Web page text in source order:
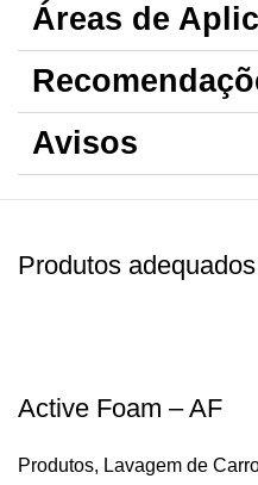
Áreas de
Avisos
Produtos
Active Foam – AF
Produtos, Lavagem de